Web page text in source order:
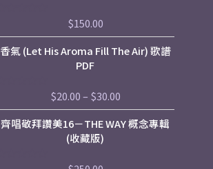
滿
$150.00
香氣 (Let His Aroma Fill The Air) 歌譜
PDF
滿
$20.00– $30.00
range:
$30.00
齊唱敬拜讚美16－THE WAY 概念專輯
(收藏版)